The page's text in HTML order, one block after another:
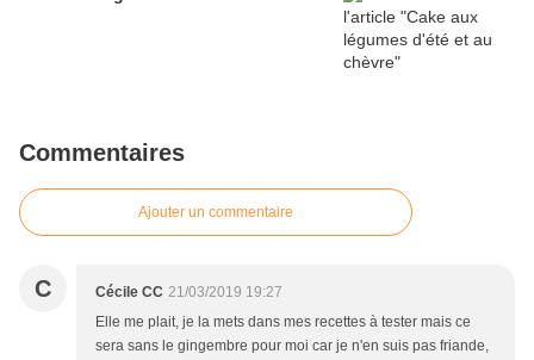
Commentaires
Ajouter un commentaire
C Cécile CC 21/03/2019 19:27
Elle me plait, je la mets dans mes recettes à tester mais ce
sera sans le gingembre pour moi car je n'en suis pas friande,